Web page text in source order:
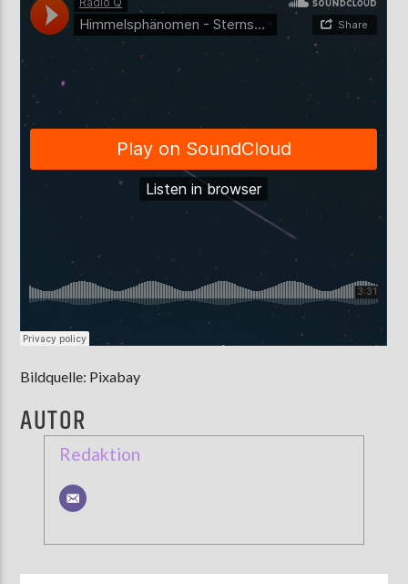
Bildquelle: Pixabay
AUTOR
Redaktion